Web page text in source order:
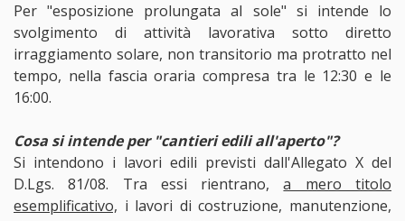
Per "esposizione prolungata al sole" si intende lo
svolgimento di attività lavorativa sotto diretto
irraggiamento solare, non transitorio ma protratto nel
tempo, nella fascia oraria compresa tra le 12:30 e le
16:00.
Cosa si intende per "cantieri edili all'aperto"?
Si intendono i lavori edili previsti dall'Allegato X del
D.Lgs. 81/08. Tra essi rientrano,a mero titolo
esemplificativo, i lavori di costruzione, manutenzione,